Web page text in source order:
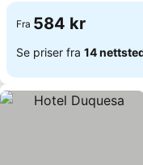
Fra 584 kr
Se priser fra 14